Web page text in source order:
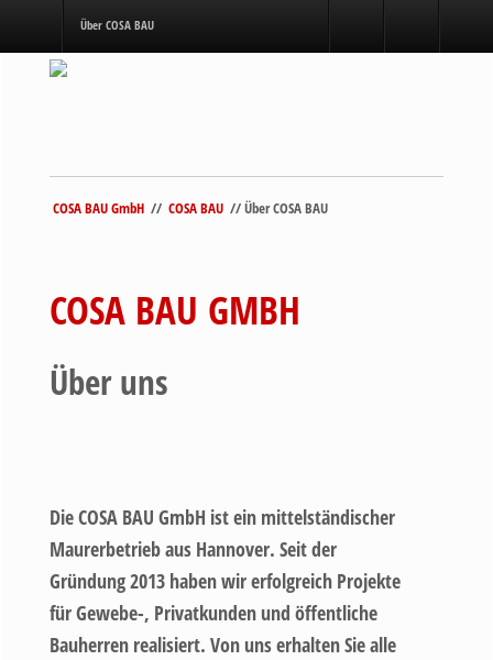
Über COSA BAU
COSA BAU GmbH // COSA BAU // Über COSA BAU
COSA BAU GMBH
Über uns
Die COSA BAU GmbH ist ein mittelständischer
Maurerbetrieb aus Hannover. Seit der
Gründung 2013 haben wir erfolgreich Projekte
für Gewebe-, Privatkunden und öffentliche
Bauherren realisiert. Von uns erhalten Sie alle